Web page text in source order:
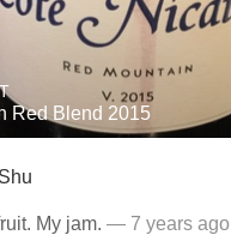
Red Blend 2015
My jam. — 7 years ago